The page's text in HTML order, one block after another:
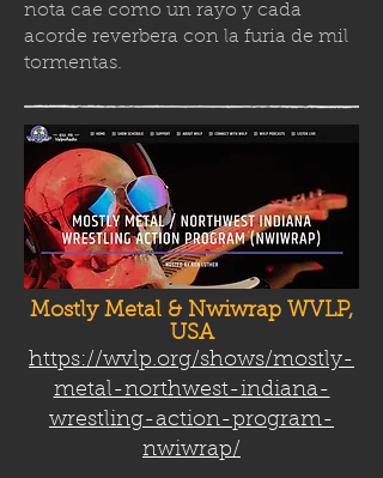
nota cae como un rayo y cada
acorde reverbera con la furia de mil
tormentas.
Mostly Metal & Nwiwrap WVLP,
USA
https://wvlp.org/shows/mostly-
metal-northwest-indiana-
wrestling-action-program-
nwiwrap/